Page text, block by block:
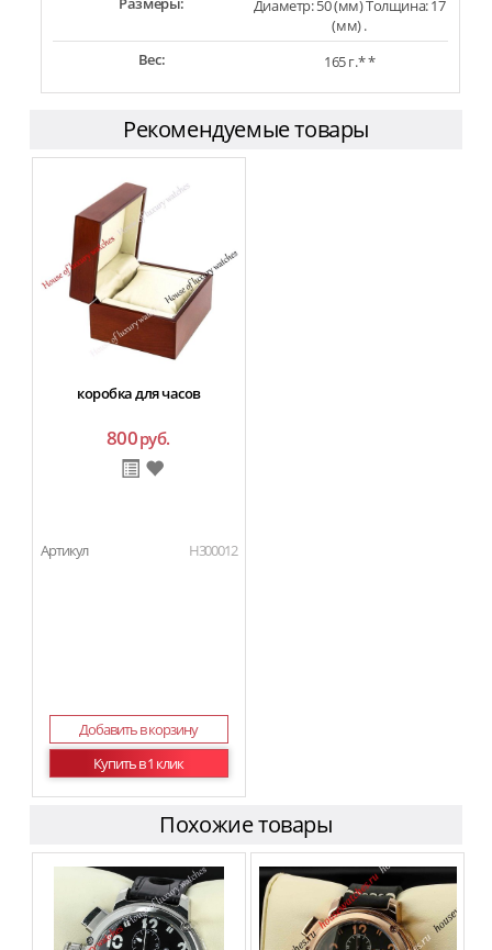
Диаметр: 50 (мм) Толщина: 17
(мм) .
Вес:
165 г.* *
Рекомендуемые товары
коробка для часов
800руб.
Артикул H300012
Добавить в корзину
Купить в 1 клик
Похожие товары